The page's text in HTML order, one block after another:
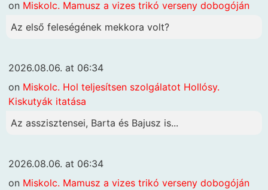
on Miskolc. Mamusz a vizes trikó verseny dobogóján
Az első feleségének mekkora volt?
2026.08.06. at 06:34
on Miskolc. Hol teljesítsen szolgálatot Hollósy.
Kiskutyák itatása
Az asszisztensei, Barta és Bajusz is...
2026.08.06. at 06:34
on Miskolc. Mamusz a vizes trikó verseny dobogóján